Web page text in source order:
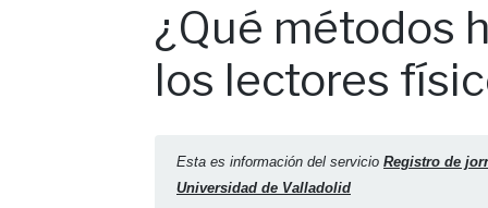
¿Qué métodos
los lectores
Esta es información del servicio Registro de
Universidad de Valladolid